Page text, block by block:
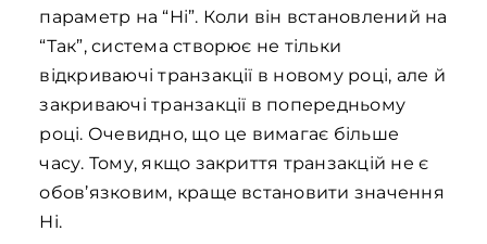
параметр на “Ні”. Коли він встановлений на
“Так”, система створює не тільки
відкриваючі транзакції в новому році, але й
закриваючі транзакції в попередньому
році. Очевидно, що це вимагає більше
часу. Тому, якщо закриття транзакцій не є
обов’язковим, краще встановити значення
Ні.